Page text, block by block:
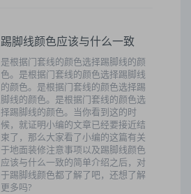
踢脚线颜色应该与什么一致
是根据门套线的颜色选择踢脚线的颜
色。是根据门套线的颜色选择踢脚线
的颜色。是根据门套线的颜色选择踢
脚线的颜色。是根据门套线的颜色选
择踢脚线的颜色。当你看到这的时
候，就证明小编的文章已经要接近结
束了，那么大家看了小编的这篇有关
于地面装修注意事项以及踢脚线颜色
应该与什么一致的简单介绍之后，对
于踢脚线颜色都了解了吧，还想了解
更多吗?